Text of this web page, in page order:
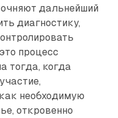
дальнейший
диагностику,
процесс
тогда, когда
необходимую
откровенно